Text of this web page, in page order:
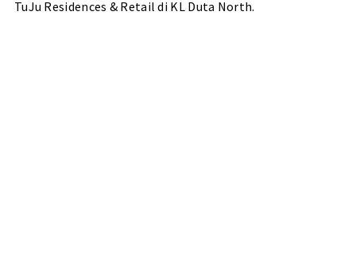
TuJu Residences & Retail di KL Duta North.